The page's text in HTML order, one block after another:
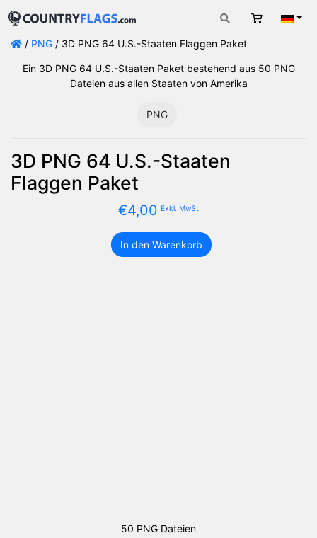
Warenkorb
/ PNG / 3D PNG 64 U.S.-Staaten Flaggen Paket
Ein 3D PNG 64 U.S.-Staaten Paket bestehend aus 50 PNG
Dateien aus allen Staaten von Amerika
PNG
3D PNG 64 U.S.-Staaten
Flaggen Paket
€4,00 Exkl. MwSt
3D
In den Warenkorb
50 PNG Dateien